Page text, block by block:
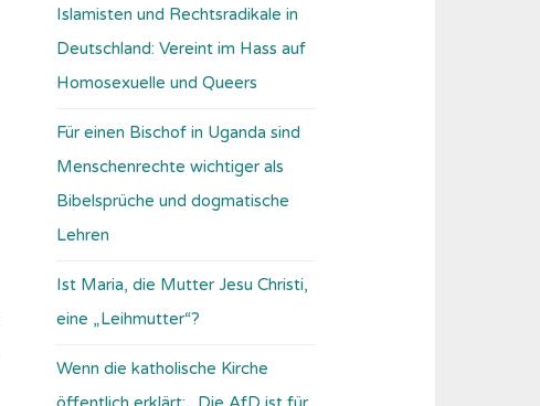
Islamisten und Rechtsradikale in
Deutschland: Vereint im Hass auf
Homosexuelle und Queers
Für einen Bischof in Uganda sind
Menschenrechte wichtiger als
Bibelsprüche und dogmatische
Lehren
Ist Maria, die Mutter Jesu Christi,
eine „Leihmutter“?
Wenn die katholische Kirche